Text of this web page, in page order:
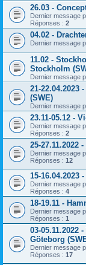
26.03 -
Dernier message
Réponses : 2
04.02 -
Dernier message
11.02 -
Stockholm
Dernier message
21-22.04.2023
(SWE)
Dernier message
23.11-05.12 -
Dernier message
Réponses : 2
25-27.11.2022
Dernier message
Réponses : 12
15-16.04.2023
Dernier message
Réponses : 4
18-19.11 -
Dernier message
Réponses : 1
03-05.11.2022
Göteborg
Dernier message
Réponses : 17